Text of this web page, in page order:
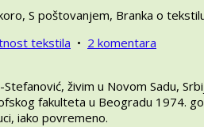
S poštovanjem, Branka o
tekstila • 2 komentara
živim u Novom Sadu,
fakulteta u Beogradu 1974.
iako povremeno.